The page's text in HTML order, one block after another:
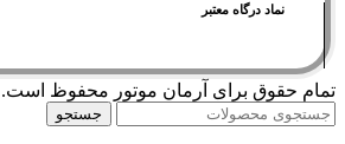
نماد درگاه معتبر
تمام حقوق برای آرمان موتور محفوظ است.
جستجو